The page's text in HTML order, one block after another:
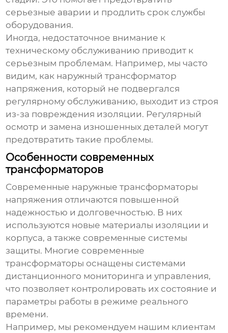
серьезные аварии и продлить срок службы
оборудования.
Иногда, недостаточное внимание к
техническому обслуживанию приводит к
серьезным проблемам. Например, мы часто
видим, как наружный трансформатор
напряжения, который не подвергался
регулярному обслуживанию, выходит из строя
из-за повреждения изоляции. Регулярный
осмотр и замена изношенных деталей могут
предотвратить такие проблемы.
Особенности современных
трансформаторов
Современные наружные трансформаторы
напряжения отличаются повышенной
надежностью и долговечностью. В них
используются новые материалы изоляции и
корпуса, а также современные системы
защиты. Многие современные
трансформаторы оснащены системами
дистанционного мониторинга и управления,
что позволяет контролировать их состояние и
параметры работы в режиме реального
времени.
Например, мы рекомендуем нашим клиентам